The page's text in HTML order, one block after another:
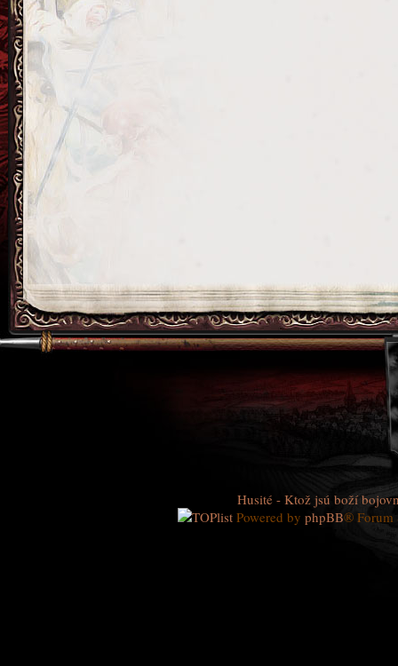
Husité - Ktož jsú boží
Powered by phpBB® Forum